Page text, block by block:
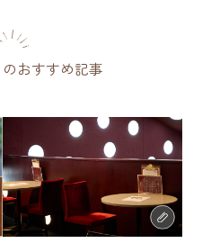
のおすすめ記事